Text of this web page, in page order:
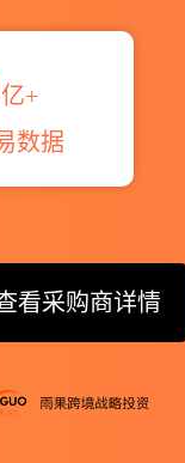
亿+
数据
看采购商详情